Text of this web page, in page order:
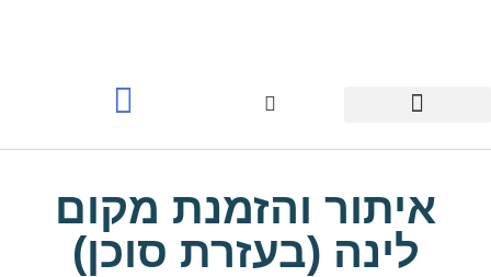
איתור והזמנת מקום
לינה (בעזרת סוכן)